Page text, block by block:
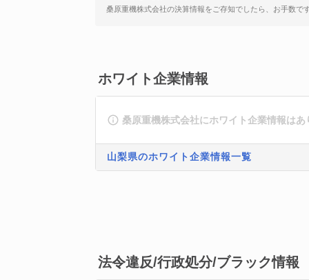
桑原重機株式会社の決算情報をご存知でしたら、お手数で
ホワイト企業情報
桑原重機株式会社にホワイト企業情報はあ
山梨県のホワイト企業情報一覧
法令違反/行政処分/ブラック情報